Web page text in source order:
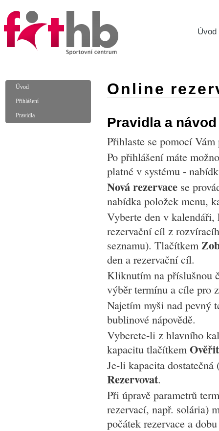
Úvod
Úvod
Přihlášení
Pravidla
Online
Pravidla a
Přihlaste se pomocí
Po přihlášení máte
platné v systému -
Nová rezervace se
nabídka položek menu,
Vyberte den v kalendáři,
rezervační cíl z
seznamu). Tlačítkem
den a rezervační cíl.
Kliknutím na příslušnou
výběr termínu a cíle pro
Najetím myši nad pevný
bublinové nápovědě.
Vyberete-li z hlavního
kapacitu tlačítkemOvěřit
Je-li kapacita
Rezervovat.
Při úpravě parametrů
rezervací, např. solária)
počátek rezervace a